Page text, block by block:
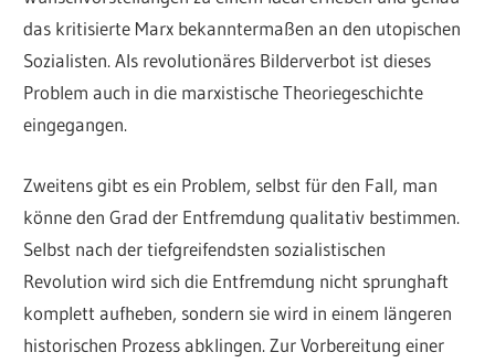
das kritisierte Marx bekanntermaßen an den utopischen
Sozialisten. Als revolutionäres Bilderverbot ist dieses
Problem auch in die marxistische Theoriegeschichte
eingegangen.
Zweitens gibt es ein Problem, selbst für den Fall, man
könne den Grad der Entfremdung qualitativ bestimmen.
Selbst nach der tiefgreifendsten sozialistischen
Revolution wird sich die Entfremdung nicht sprunghaft
komplett aufheben, sondern sie wird in einem längeren
historischen Prozess abklingen. Zur Vorbereitung einer